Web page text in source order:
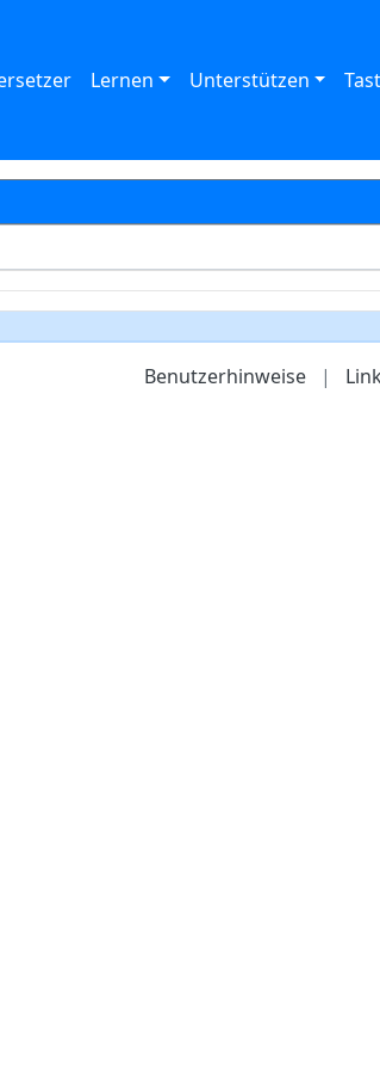
Lernen Unterstützen
Benutzerhinweise |